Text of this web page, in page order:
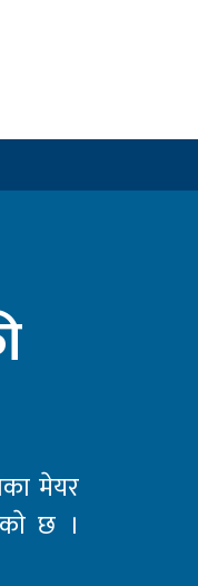
मेयर
छ ।